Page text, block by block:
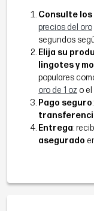
Consulte los
precios del oro
segundos
Elija su
lingotes y
populares
oro de 1 oz o el
Pago seguro
Entrega:
asegurado